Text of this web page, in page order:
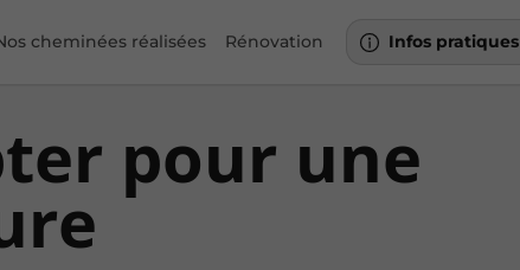
cheminées réalisées Rénovation Infos pratiques
pour une